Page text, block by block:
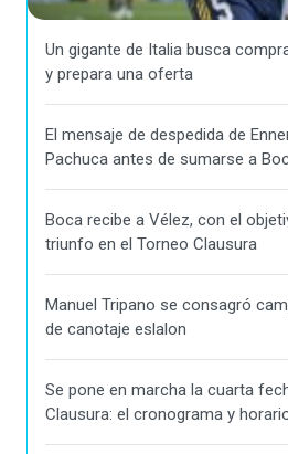
Un gigante de Italia busca
y prepara una oferta
El mensaje de despedida de
Pachuca antes de sumarse a
Boca recibe a Vélez, con el
triunfo en el Torneo Clausura
Manuel Tripano se consagró
de canotaje eslalon
Se pone en marcha la cuarta
Clausura: el cronograma y